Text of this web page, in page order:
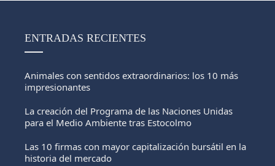
ENTRADAS RECIENTES
Animales con sentidos extraordinarios: los 10 más
impresionantes
La creación del Programa de las Naciones Unidas
para el Medio Ambiente tras Estocolmo
Las 10 firmas con mayor capitalización bursátil en la
historia del mercado